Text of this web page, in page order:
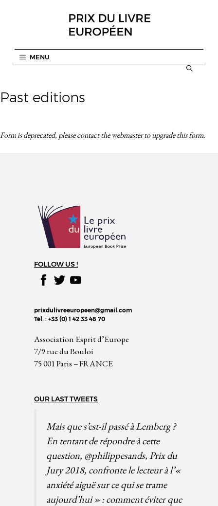
MENU
Past editions
Form is deprecated, please contact the webmaster toupgradethis form.
FOLLOW US !
prixdulivreeuropeen@gmail.com
Tél. : +33 (0) 1 42 33 48 70
Association Esprit d’Europe
7/9 rue du Bouloi
75 001 Paris – FRANCE
OUR LAST TWEETS
Mais que s’est-il passé à Lemberg ?
En tentant de répondre à cette
question, @philippesands, Prix du
Jury 2018, confronte le lecteur à l’«
anxiété aiguë sur ce qui se trame
aujourd’hui » : comment éviter que